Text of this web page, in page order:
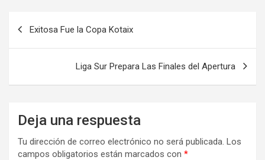
Exitosa Fue la Copa Kotaix
Liga Sur Prepara Las Finales del Apertura
Deja una respuesta
Tu dirección de correo electrónico no será publicada. Los
campos obligatorios están marcados con *